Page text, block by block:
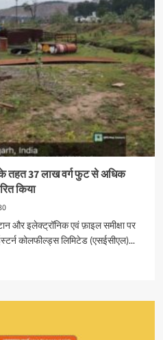
तहत 37 लाख वर्ग फुट से अधिक
किया
और इलेक्ट्रॉनिक एवं फ़ाइल समीक्षा पर
कोलफील्ड्स लिमिटेड (एसईसीएल)...